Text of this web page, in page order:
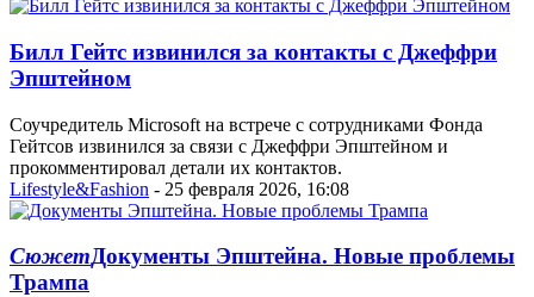
Билл Гейтс извинился за контакты с Джеффри
Эпштейном
Соучредитель Microsoft на встрече с сотрудниками Фонда
Гейтсов извинился за связи с Джеффри Эпштейном и
прокомментировал детали их контактов.
Lifestyle&Fashion - 25 февраля 2026, 16:08
СюжетДокументы Эпштейна. Новые проблемы
Трампа